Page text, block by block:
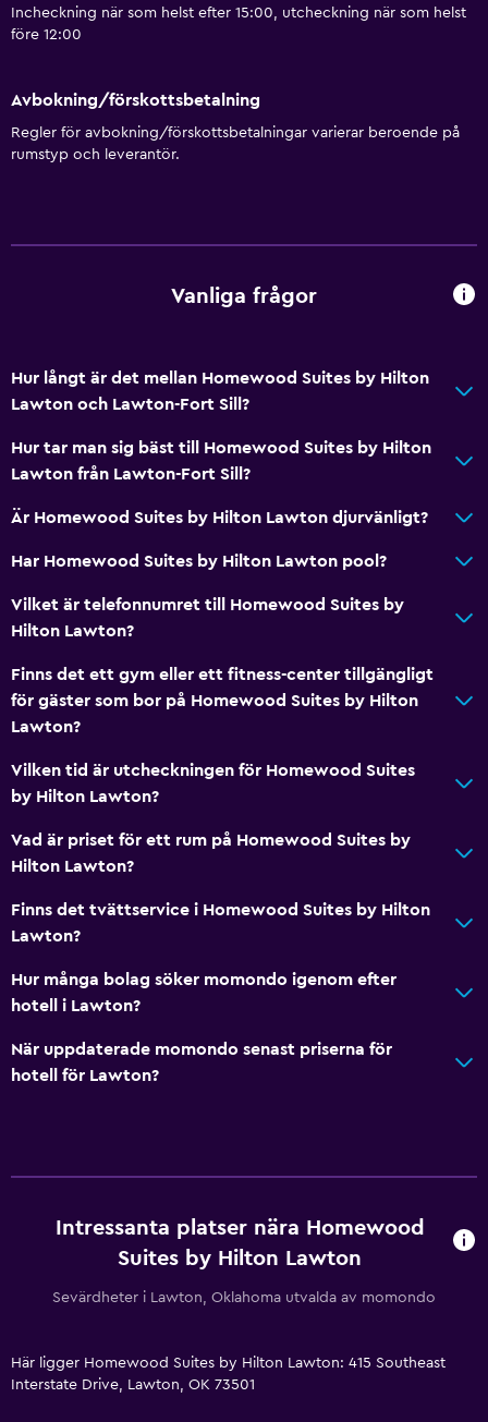
Tillgänglighet och lämplighet
Hiss
Internet
Brandsläckare
Brandvarnare
Värme
Luftkonditionering
Radio
Flat-screen TV
Delat lounge/TV-område
Kabel- eller satellit-TV
Ljudisolerade rum
Skiljegardin
Övervakningskameror i gemensamma utrymmen
Övervakningskameror utanför boendet
Kassaskåp
Utomhus
Terrass/uteplats
Incheckning när som helst efter 15:00, utcheckning när som helst
före 12:00
Avbokning/förskottsbetalning
Regler för avbokning/förskottsbetalningar varierar beroende på
rumstyp och leverantör.
Vanliga frågor
Hur långt är det mellan Homewood Suites by Hilton
Lawton och Lawton-Fort Sill?
Hur tar man sig bäst till Homewood Suites by Hilton
Lawton från Lawton-Fort Sill?
Är Homewood Suites by Hilton Lawton djurvänligt?
Har Homewood Suites by Hilton Lawton pool?
Vilket är telefonnumret till Homewood Suites by
Hilton Lawton?
Finns det ett gym eller ett fitness-center tillgängligt
för gäster som bor på Homewood Suites by Hilton
Lawton?
Vilken tid är utcheckningen för Homewood Suites
by Hilton Lawton?
Vad är priset för ett rum på Homewood Suites by
Hilton Lawton?
Finns det tvättservice i Homewood Suites by Hilton
Lawton?
Hur många bolag söker momondo igenom efter
hotell i Lawton?
När uppdaterade momondo senast priserna för
hotell för Lawton?
Intressanta platser nära Homewood
Suites by Hilton Lawton
Sevärdheter i Lawton, Oklahoma utvalda av momondo
Här ligger Homewood Suites by Hilton Lawton: 415 Southeast
Interstate Drive, Lawton, OK 73501